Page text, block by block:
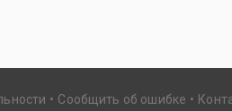
Сообщить об ошибке